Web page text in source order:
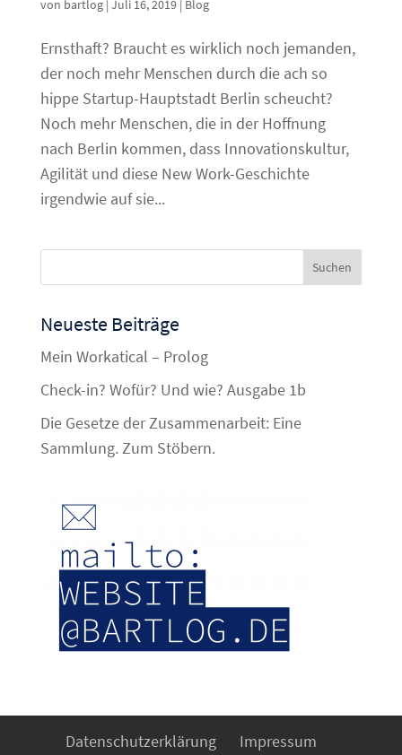
von bartlog| Juli 16, 2019| Blog
Ernsthaft? Braucht es wirklich noch jemanden,
der noch mehr Menschen durch die ach so
hippe Startup-Hauptstadt Berlin scheucht?
Noch mehr Menschen, die in der Hoffnung
nach Berlin kommen, dass Innovationskultur,
Agilität und diese New Work-Geschichte
irgendwie auf sie...
Neueste Beiträge
Mein Workatical – Prolog
Check-in? Wofür? Und wie? Ausgabe 1b
Die Gesetze der Zusammenarbeit: Eine
Sammlung. Zum Stöbern.
Datenschutzerklärung Impressum